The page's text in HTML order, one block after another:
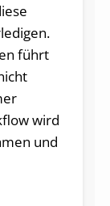
führt
wird
und